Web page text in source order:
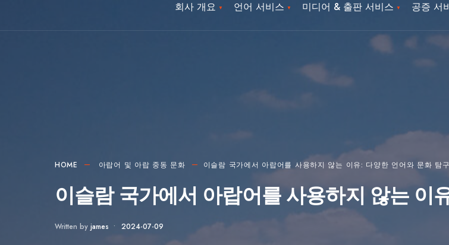
회사 개요 언어 서비스 미디어 & 출판 서비스 공증 서
HOME 아랍어 및 아랍 중동 문화 이슬람 국가에서 아랍어를 사용하지 않는 이유: 다양한 언어와 문화 탐구
이슬람 국가에서 아랍어를 사용하지 않는 이
Written by james • 2024-07-09